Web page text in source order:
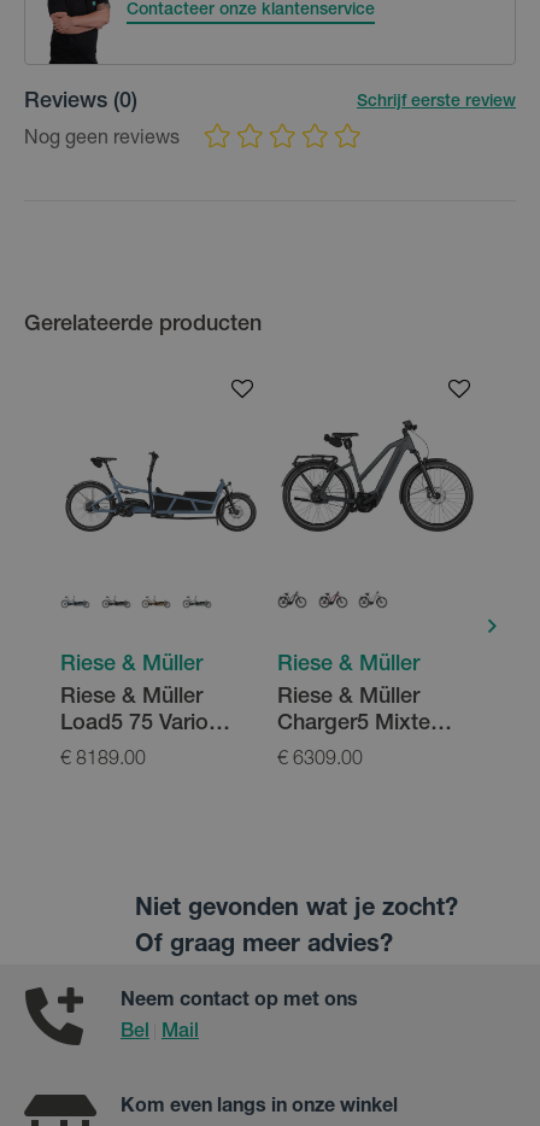
Contacteer onze klantenservice
Reviews (0) Schrijf eerste review
Nog geen reviews
Gerelateerde producten
Riese & Müller
Riese & Müller
Load5 75 Vario
725Wh
€ 8189.00
Riese & Müller
Riese & Müller
Charger5 Mixte
Vario T 800Wh
€ 6309.00
Niet gevonden wat je zocht?
Of graag meer advies?
Neem contact op met ons
Bel
Mail
Kom even langs in onze winkel